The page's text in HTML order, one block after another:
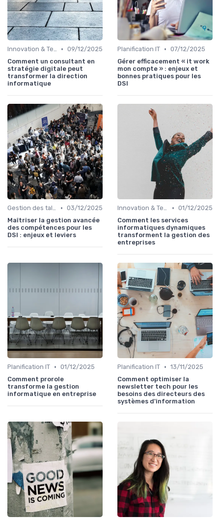
Innovation & Tendances • 09/12/2025
Comment un consultant en
stratégie digitale peut
transformer la direction
informatique
Planification IT • 07/12/2025
Gérer efficacement « it work
mon compte » : enjeux et
bonnes pratiques pour les
DSI
Gestion des talents IT • 03/12/2025
Maîtriser la gestion avancée
des compétences pour les
DSI : enjeux et leviers
Innovation & Tendances • 01/12/2025
Comment les services
informatiques dynamiques
transforment la gestion des
entreprises
Planification IT • 01/12/2025
Comment prorole
transforme la gestion
informatique en entreprise
Planification IT • 13/11/2025
Comment optimiser la
newsletter tech pour les
besoins des directeurs des
systèmes d'information